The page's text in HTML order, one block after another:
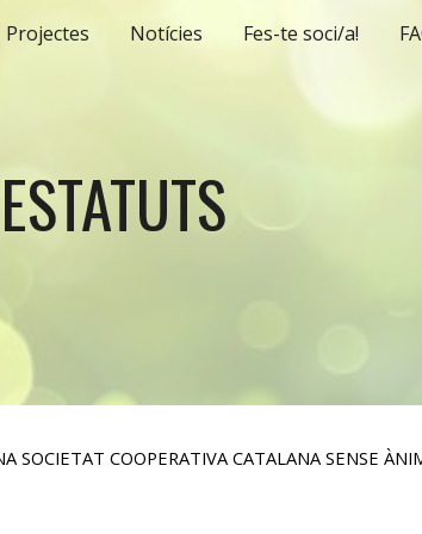
Skip to navigation
Projectes Notícies Fes-te soci/a!
ESTATUTS
SOCIETAT COOPERATIVA CATALANA SENSE